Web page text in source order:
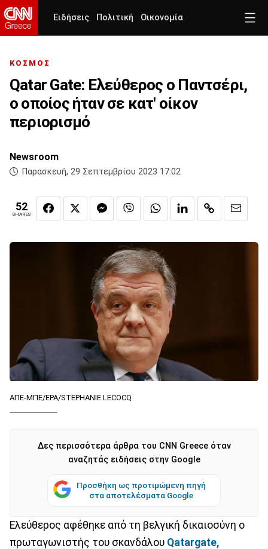
Ειδήσεις Πολιτική Οικονομία
ΚΟΣΜΟΣ
Qatar Gate: Ελεύθερος ο Παντσέρι,
ο οποίος ήταν σε κατ' οίκον
περιορισμό
Newsroom
Παρασκευή, 29 Σεπτεμβρίου 2023 17:02
52
SHARES
ΑΠΕ-ΜΠΕ/EPA/STEPHANIE LECOCQ
Δες περισσότερα άρθρα του CNN Greece όταν
αναζητάς ειδήσεις στην Google
Προσθήκη ως προτιμώμενη πηγή
στα αποτελέσματα Google
Ελεύθερος αφέθηκε από τη βελγική δικαιοσύνη o
πρωταγωνιστής του σκανδάλου Qatargate,